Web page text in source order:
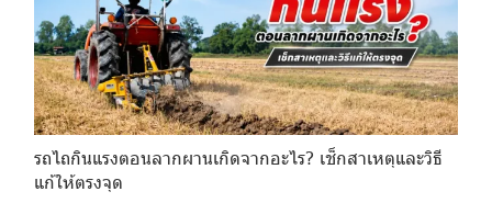
รถไถกินแรงตอนลากผานเกิดจากอะไร? เช็กสาเหตุและวิธี
แก้ให้ตรงจุด